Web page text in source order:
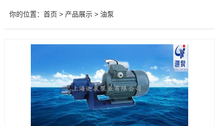
你的位置： 首页 > 产品展示> 油泵